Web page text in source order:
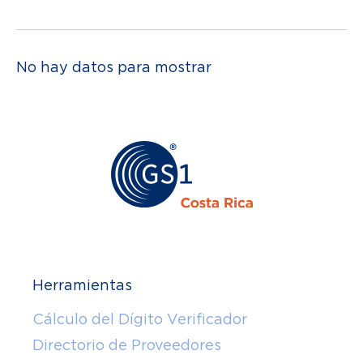
No hay datos para mostrar
Herramientas
Cálculo del Dígito Verificador
Directorio de Proveedores